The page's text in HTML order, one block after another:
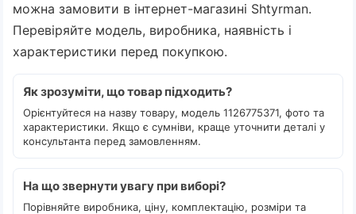
можна замовити в інтернет-магазині Shtyrman.
Перевіряйте модель, виробника, наявність і
характеристики перед покупкою.
Як зрозуміти, що товар підходить?
Орієнтуйтеся на назву товару, модель 1126775371, фото та
характеристики. Якщо є сумніви, краще уточнити деталі у
консультанта перед замовленням.
На що звернути увагу при виборі?
Порівняйте виробника, ціну, комплектацію, розміри та